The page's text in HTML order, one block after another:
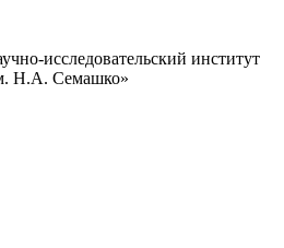
исследовательский институт
Н.А. Семашко»